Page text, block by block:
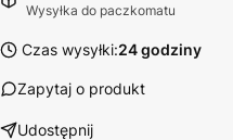
Wysyłka do paczkomatu
Czas wysyłki:24 godziny
Zapytaj o produkt
Udostępnij